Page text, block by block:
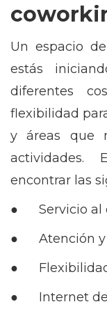
Un espacio de
estás
diferentes
flexibilidad
y áreas que
actividades.
encontrar las
● Servicio al
● Atención y
● Flexibilidad
● Internet de